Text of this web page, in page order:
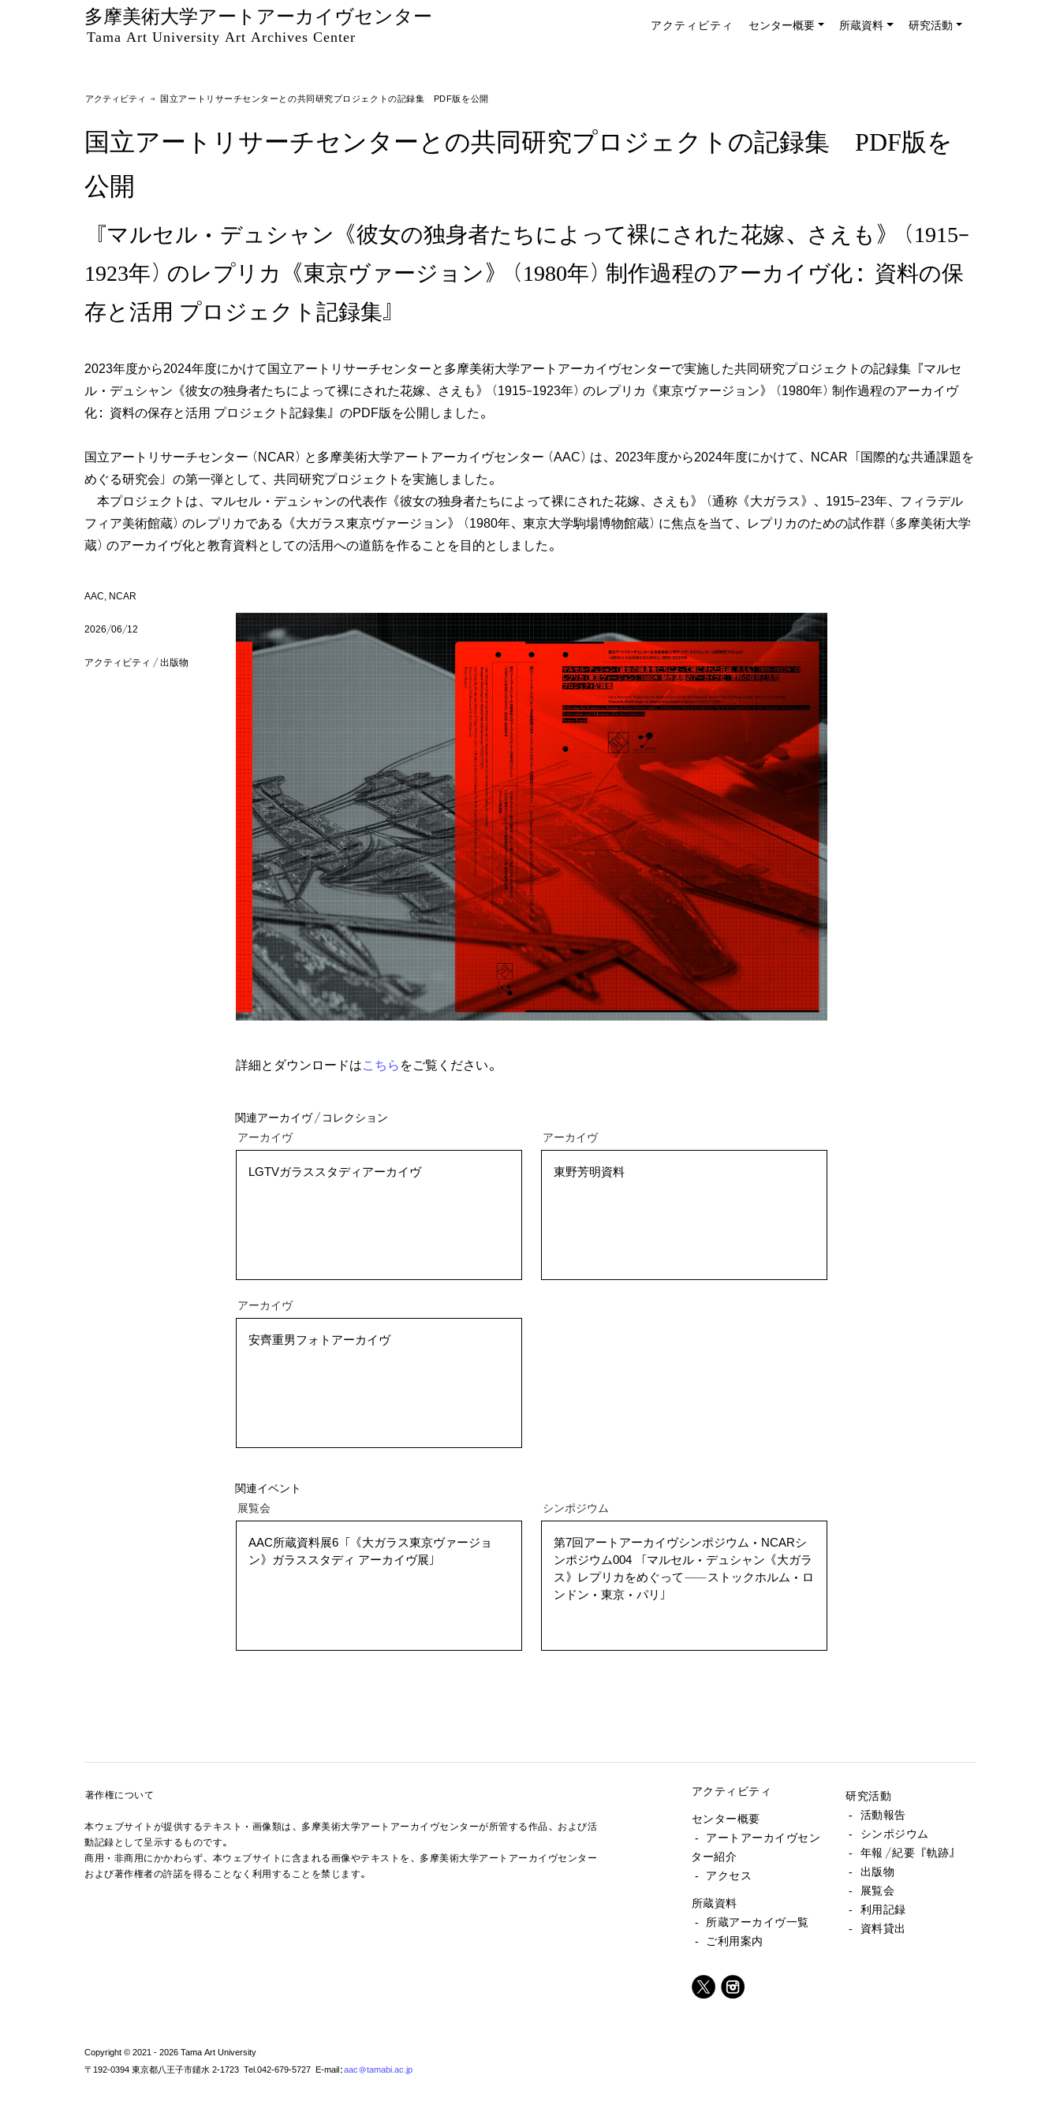
多摩美術大学アートアーカイヴセンター
Tama Art University Art Archives Center
アクティビティ センター概要 所蔵資料 研究活動
アクティビティ → 国立アートリサーチセンターとの共同研究プロジェクトの記録集 PDF版を公開
国立アートリサーチセンターとの共同研究プロジェクトの記録集 PDF版を
公開
『マルセル・デュシャン《彼女の独身者たちによって裸にされた花嫁、さえも》（1915–
1923年）のレプリカ《東京ヴァージョン》（1980年）制作過程のアーカイヴ化：資料の保
存と活用 プロジェクト記録集』
2023年度から2024年度にかけて国立アートリサーチセンターと多摩美術大学アートアーカイヴセンターで実施した共同研究プロジェクトの記録集『マルセ
ル・デュシャン《彼女の独身者たちによって裸にされた花嫁、さえも》（1915–1923年）のレプリカ《東京ヴァージョン》（1980年）制作過程のアーカイヴ
化：資料の保存と活用 プロジェクト記録集』のPDF版を公開しました。
国立アートリサーチセンター（NCAR）と多摩美術大学アートアーカイヴセンター（AAC）は、2023年度から2024年度にかけて、NCAR「国際的な共通課題を
めぐる研究会」の第一弾として、共同研究プロジェクトを実施しました。
本プロジェクトは、マルセル・デュシャンの代表作《彼女の独身者たちによって裸にされた花嫁、さえも》（通称《大ガラス》、1915–23年、フィラデル
フィア美術館蔵）のレプリカである《大ガラス東京ヴァージョン》（1980年、東京大学駒場博物館蔵）に焦点を当て、レプリカのための試作群（多摩美術大学
蔵）のアーカイヴ化と教育資料としての活用への道筋を作ることを目的としました。
AAC, NCAR
2026/06/12
アクティビティ / 出版物
詳細とダウンロードは こちら をご覧ください。
アーカイヴ
LGTVガラススタディアーカイヴ
アーカイヴ
東野芳明資料
アーカイヴ
安齊重男フォトアーカイヴ
関連イベント
展覧会
AAC所蔵資料展6「《大ガラス東京ヴァージョ
ン》ガラススタディ アーカイヴ展」
シンポジウム
第7回アートアーカイヴシンポジウム・NCARシ
ンポジウム004 「マルセル・デュシャン《大ガラ
ス》レプリカをめぐって──ストックホルム・ロ
ンドン・東京・パリ」
著作権について
本ウェブサイトが提供するテキスト・画像類は、多摩美術大学アートアーカイヴセンターが所管する作品、および活
動記録として呈示するものです。
商用・非商用にかかわらず、本ウェブサイトに含まれる画像やテキストを、多摩美術大学アートアーカイヴセンター
および著作権者の許諾を得ることなく利用することを禁じます。
アクティビティ
センター概要
- アートアーカイヴセン
ター紹介
- アクセス
所蔵資料
- 所蔵アーカイヴ一覧
- ご利用案内
研究活動
- 活動報告
- シンポジウム
- 年報／紀要『軌跡』
- 出版物
- 展覧会
- 利用記録
- 資料貸出
Copyright © 2021 - 2026 Tama Art University
〒192-0394 東京都八王子市鑓水 2-1723 Tel.042-679-5727 E-mail:aac@tamabi.ac.jp